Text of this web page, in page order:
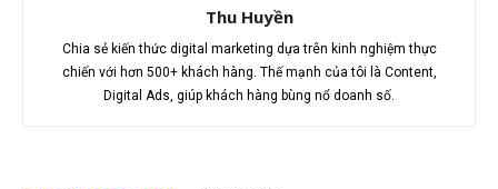
Thu Huyền
Chia sẻ kiến thức digital marketing dựa trên kinh nghiệm thực
chiến với hơn 500+ khách hàng. Thế mạnh của tôi là Content,
Digital Ads, giúp khách hàng bùng nổ doanh số.